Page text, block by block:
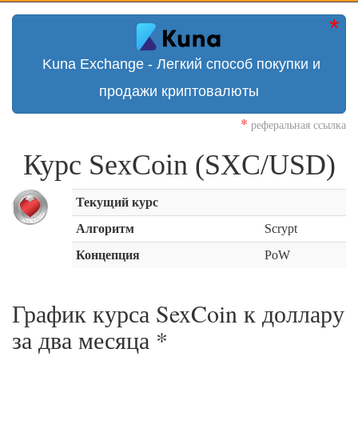
Kuna Exchange - Легкий способ покупки и
продажи криптовалюты
* реферальная ссылка
Курс SexCoin (SXC/USD)
Текущий курс
Алгоритм
Scrypt
Концепция
PoW
График курса SexCoin к доллару
за два месяца *